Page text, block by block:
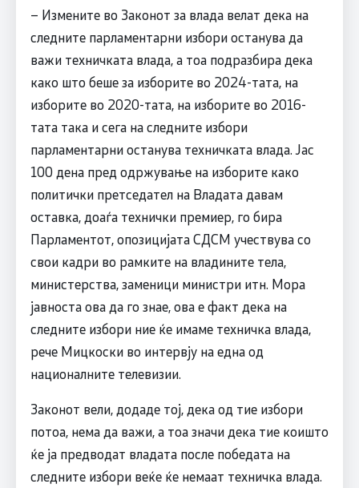
– Измените во Законот за влада велат дека на
следните парламентарни избори останува да
важи техничката влада, а тоа подразбира дека
како што беше за изборите во 2024-тата, на
изборите во 2020-тата, на изборите во 2016-
тата така и сега на следните избори
парламентарни останува техничката влада. Јас
100 дена пред одржување на изборите како
политички претседател на Владата давам
оставка, доаѓа технички премиер, го бира
Парламентот, опозицијата СДСМ учествува со
свои кадри во рамките на владините тела,
министерства, заменици министри итн. Мора
јавноста ова да го знае, ова е факт дека на
следните избори ние ќе имаме техничка влада,
рече Мицкоски во интервју на една од
националните телевизии.
Законот вели, додаде тој, дека од тие избори
потоа, нема да важи, а тоа значи дека тие коишто
ќе ја предводат владата после победата на
следните избори веќе ќе немаат техничка влада.